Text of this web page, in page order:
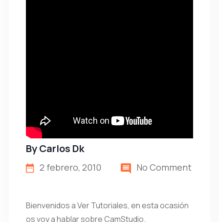
ByCarlos Dk
2 febrero, 2010 No Comment
Bienvenidos a Ver Tutoriales, en esta ocasión
os voy a hablar sobre CamStudio.